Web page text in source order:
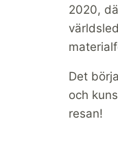
2020,
Det
och
resan!